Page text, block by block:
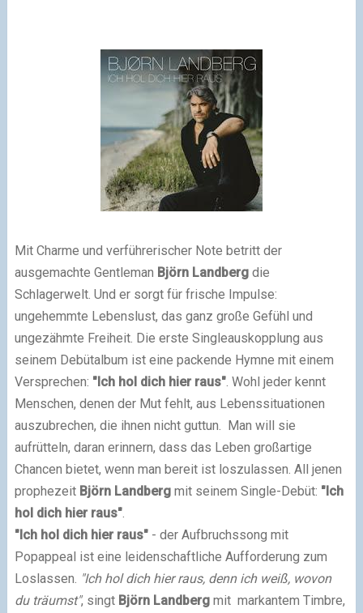
Mit Charme und verführerischer Note betritt der
ausgemachte Gentleman Björn Landberg die
Schlagerwelt. Und er sorgt für frische Impulse:
ungehemmte Lebenslust, das ganz große Gefühl und
ungezähmte Freiheit. Die erste Singleauskopplung aus
seinem Debütalbum ist eine packende Hymne mit einem
Versprechen: "Ich hol dich hier raus". Wohl jeder kennt
Menschen, denen der Mut fehlt, aus Lebenssituationen
auszubrechen, die ihnen nicht guttun. Man will sie
aufrütteln, daran erinnern, dass das Leben großartige
Chancen bietet, wenn man bereit ist loszulassen. All jenen
prophezeit Björn Landberg mit seinem Single-Debüt: "Ich
hol dich hier raus".
"Ich hol dich hier raus"- der Aufbruchssong mit
Popappeal ist eine leidenschaftliche Aufforderung zum
Loslassen. "Ich hol dich hier raus, denn ich weiß, wovon
du träumst", singt Björn Landberg mit markantem Timbre,